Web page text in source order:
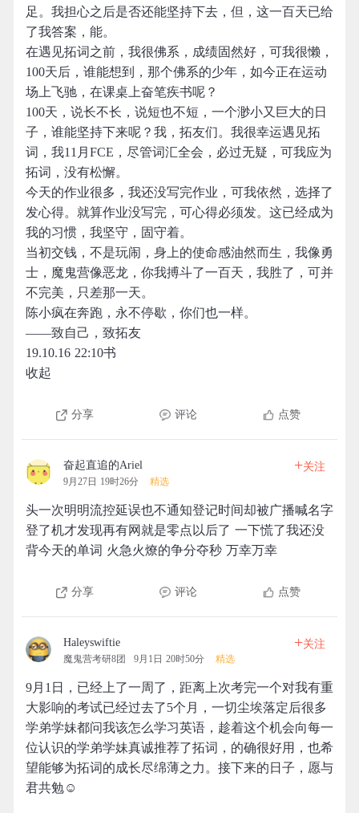
足。我担心之后是否还能坚持下去，但，这一百天已给
了我答案，能。
在遇见拓词之前，我很佛系，成绩固然好，可我很懒，
100天后，谁能想到，那个佛系的少年，如今正在运动
场上飞驰，在课桌上奋笔疾书呢？
100天，说长不长，说短也不短，一个渺小又巨大的日
子，谁能坚持下来呢？我，拓友们。我很幸运遇见拓
词，我11月FCE，尽管词汇全会，必过无疑，可我应为
拓词，没有松懈。
今天的作业很多，我还没写完作业，可我依然，选择了
发心得。就算作业没写完，可心得必须发。这已经成为
我的习惯，我坚守，固守着。
当初交钱，不是玩闹，身上的使命感油然而生，我像勇
士，魔鬼营像恶龙，你我搏斗了一百天，我胜了，可并
不完美，只差那一天。
陈小疯在奔跑，永不停歇，你们也一样。
——致自己，致拓友
19.10.16 22:10书
收起
分享 评论 点赞
奋起直追的Ariel
9月27日 19时26分 精选
+关注
头一次明明流控延误也不通知登记时间却被广播喊名字
登了机才发现再有网就是零点以后了 一下慌了我还没
背今天的单词 火急火燎的争分夺秒 万幸万幸
分享 评论 点赞
Haleyswiftie
魔鬼营考研8团 9月1日 20时50分 精选
+关注
9月1日，已经上了一周了，距离上次考完一个对我有重
大影响的考试已经过去了5个月，一切尘埃落定后很多
学弟学妹都问我该怎么学习英语，趁着这个机会向每一
位认识的学弟学妹真诚推荐了拓词，的确很好用，也希
望能够为拓词的成长尽绵薄之力。接下来的日子，愿与
君共勉☺️